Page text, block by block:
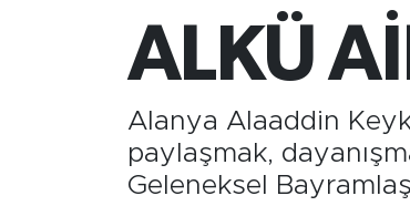
ALKÜ
Alanya Alaaddin
paylaşmak,
Geleneksel
Gazipaşa
Gündem